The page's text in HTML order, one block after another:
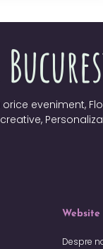
eveniment,
Website
Despre